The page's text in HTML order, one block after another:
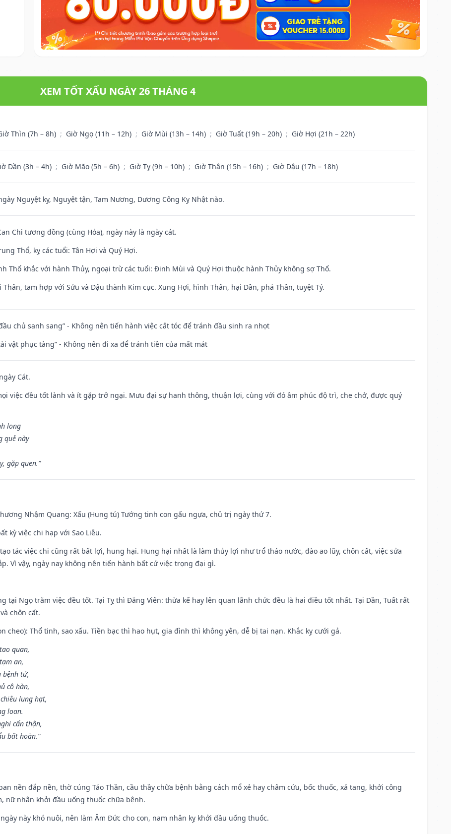
XEM TỐT XẤU NGÀY 26 THÁNG 4
Thìn (7h – 8h) ; Giờ Ngọ (11h – 12h) ; Giờ Mùi (13h – 14h) ; Giờ Tuất (19h – 20h) ; Giờ Hợi (21h – 22h)
Dần (3h – 4h) ; Giờ Mão (5h – 6h) ; Giờ Tỵ (9h – 10h) ; Giờ Thân (15h – 16h) ; Giờ Dậu (17h – 18h)
Nguyệt kỵ, Nguyệt tận, Tam Nương, Dương Công Kỵ Nhật nào.
Chi tương đồng (cùng Hỏa), ngày này là ngày cát.
Thổ, kỵ các tuổi: Tân Hợi và Quý Hợi.
Thổ khắc với hành Thủy, ngoại trừ các tuổi: Đinh Mùi và Quý Hợi thuộc hành Thủy không sợ Thổ.
Thân, tam hợp với Sửu và Dậu thành Kim cục. Xung Hợi, hình Thân, hại Dần, phá Thân, tuyệt Tý.
chủ sanh sang” - Không nên tiến hành việc cắt tóc để tránh đầu sinh ra nhọt
vật phục tàng” - Không nên đi xa để tránh tiền của mất mát
Cát.
việc đều tốt lành và ít gặp trở ngại. Mưu đại sự hanh thông, thuận lợi, cùng với đó âm phúc độ trì, che chở, được quý
long
quẻ này
gặp quen.”
Nhậm Quang: Xấu (Hung tú) Tướng tinh con gấu ngựa, chủ trị ngày thứ 7.
kỳ việc chi hạp với Sao Liễu.
tác việc chi cũng rất bất lợi, hung hại. Hung hại nhất là làm thủy lợi như trổ tháo nước, đào ao lũy, chôn cất, việc sửa
Vì vậy, ngày nay không nên tiến hành bất cứ việc trọng đại gì.
tại Ngọ trăm việc đều tốt. Tại Tỵ thì Đăng Viên: thừa kế hay lên quan lãnh chức đều là hai điều tốt nhất. Tại Dần, Tuất rất
chôn cất.
cheo): Thổ tinh, sao xấu. Tiền bạc thì hao hụt, gia đình thì không yên, dễ bị tai nạn. Khắc kỵ cưới gả.
quan,
an,
bệnh tử,
cô hàn,
lung hạt,
loan.
cẩn thận,
bất hoàn.”
nền đắp nền, thờ cúng Táo Thần, cầu thầy chữa bệnh bằng cách mổ xẻ hay châm cứu, bốc thuốc, xả tang, khởi công
nữ nhân khởi đầu uống thuốc chữa bệnh.
này khó nuôi, nên làm Âm Đức cho con, nam nhân kỵ khởi đầu uống thuốc.